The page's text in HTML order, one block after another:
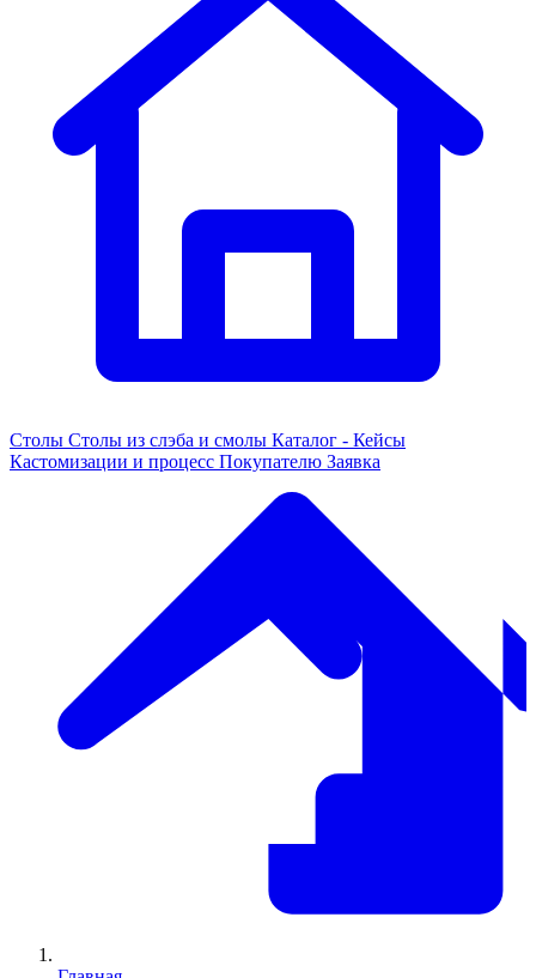
Столы Столы из слэба и смолы Каталог - Кейсы
Кастомизации и процесс Покупателю Заявка